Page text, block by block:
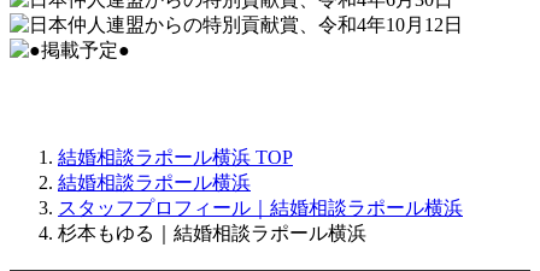
結婚相談ラポール横浜 TOP
結婚相談ラポール横浜
スタッフプロフィール｜結婚相談ラポール横浜
杉本もゆる｜結婚相談ラポール横浜